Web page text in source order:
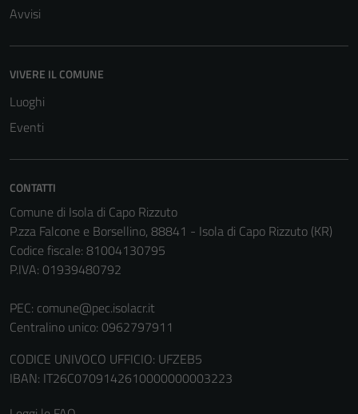
Avvisi
VIVERE IL COMUNE
Luoghi
Eventi
CONTATTI
Comune di Isola di Capo Rizzuto
P.zza Falcone e Borsellino, 88841 - Isola di Capo Rizzuto (KR)
Codice fiscale: 81004130795
P.IVA: 01939480792
PEC: comune@pec.isolacr.it
Centralino unico: 0962797911
CODICE UNIVOCO UFFICIO: UFZEB5
IBAN: IT26C0709142610000000003223
del sito e non